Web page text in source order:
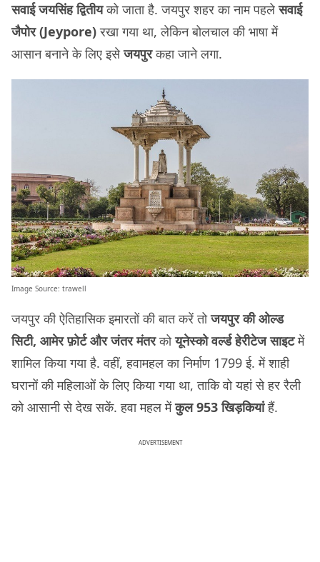
सवाई जयसिंह द्वितीयको जाता है. जयपुर शहर का नाम पहलेसवाई
जैपोर (Jeypore)रखा गया था, लेकिन बोलचाल की भाषा में
आसान बनाने के लिए इसेजयपुरकहा जाने लगा.
Image Source: trawell
जयपुर की ऐतिहासिक इमारतों की बात करें तोजयपुर की ओल्ड
सिटी, आमेर फ़ोर्ट और जंतर मंतरकोयूनेस्को वर्ल्ड हेरीटेज साइटमें
शामिल किया गया है. वहीं, हवामहल का निर्माण 1799 ई. में शाही
घरानों की महिलाओं के लिए किया गया था, ताकि वो यहां से हर रैली
को आसानी से देख सकें. हवा महल मेंकुल 953 खिड़कियांहैं.
ADVERTISEMENT